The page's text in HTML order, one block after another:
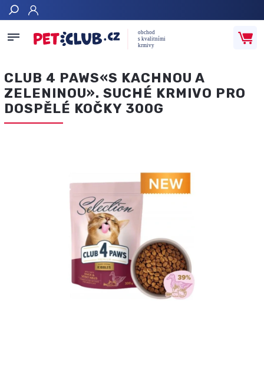
Hledat
CLUB 4 PAWS«S KACHNOU A
ZELENINOU». SUCHÉ KRMIVO PRO
DOSPĚLÉ KOČKY 300G